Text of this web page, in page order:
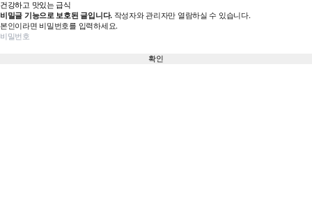
건강하고 맛있는 급식
비밀글 기능으로 보호된 글입니다.작성자와 관리자만 열람하실 수 있습니다.
본인이라면 비밀번호를 입력하세요.